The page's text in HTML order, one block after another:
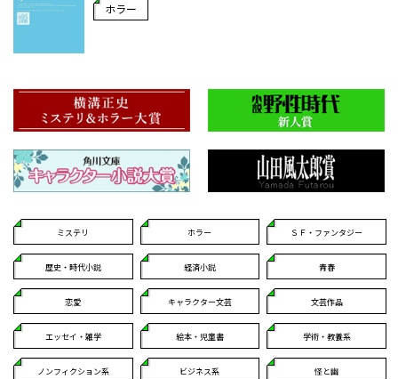
ホラー
ミステリ ホラー ＳＦ・ファンタジー
歴史・時代小説 経済小説 青春
恋愛 キャラクター文芸 文芸作品
エッセイ・雑学 絵本・児童書 学術・教養系
ノンフィクション系 ビジネス系 怪と幽